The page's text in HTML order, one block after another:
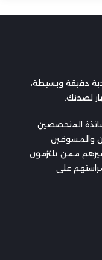
دقيقة وبسيطة،
لصحتك.
المتخصصين
والمسوقين
ممن يلتزمون
على